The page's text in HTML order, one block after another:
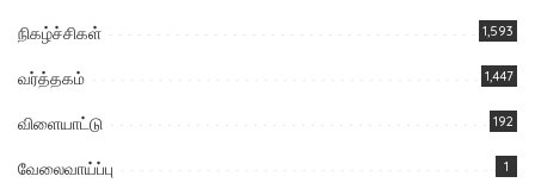
நிகழ்ச்சிகள் 1,593
வர்த்தகம் 1,447
விளையாட்டு 192
வேலைவாய்ப்பு 1